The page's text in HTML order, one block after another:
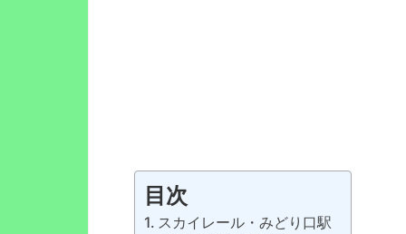
目次
スカイレール・みどり口駅